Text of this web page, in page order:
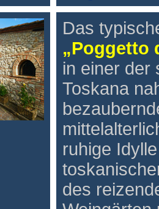
Das
„Poggetto
in einer der
Toskana
ruhige
des